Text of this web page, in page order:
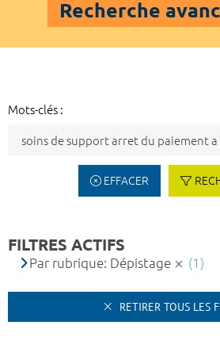
Recherche
Mots-clés :
EFFACER
FILTRES ACTIFS
Par rubrique: Dépistage (1)
RETIRER TOUS LES